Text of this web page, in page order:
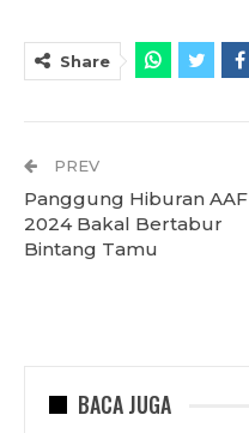
Share
PREV
Panggung Hiburan AAF
2024 Bakal Bertabur
Bintang Tamu
BACA JUGA